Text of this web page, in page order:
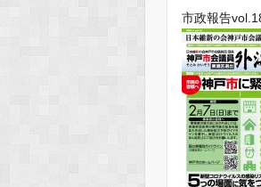
市政報告